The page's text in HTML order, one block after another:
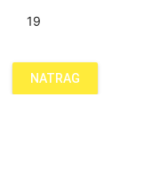
19
NATRAG